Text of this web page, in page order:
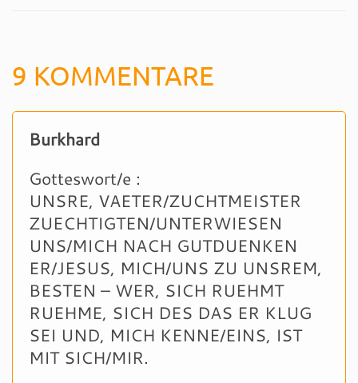
9 KOMMENTARE
Burkhard
Gotteswort/e :
UNSRE, VAETER/ZUCHTMEISTER
ZUECHTIGTEN/UNTERWIESEN
UNS/MICH NACH GUTDUENKEN
ER/JESUS, MICH/UNS ZU UNSREM,
BESTEN – WER, SICH RUEHMT
RUEHME, SICH DES DAS ER KLUG
SEI UND, MICH KENNE/EINS, IST
MIT SICH/MIR.